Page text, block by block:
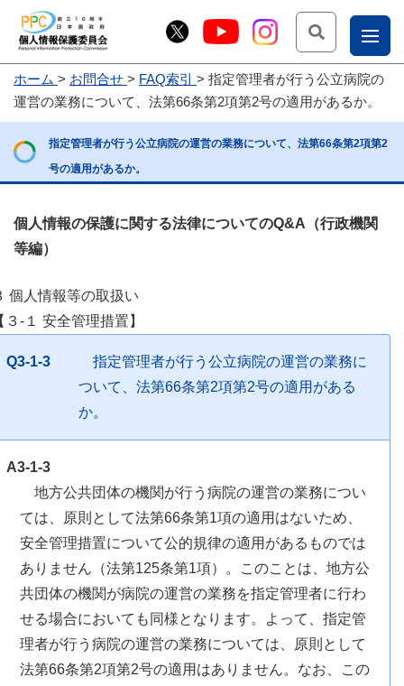
お
問
こー
じょ
ー部
ホーム お問合せ FAQ索引
指定管理者が行う公立病院の
運営の業務について、法第66条第2項第2号の適用があるか。
指定管理者が行う公立病院の運営の業務について、法第66条第2項第2
号の適用があるか。
個人情報の保護に関する法律についてのQ&A（行政機関
等編）
個人情報等の取扱い
３-１ 安全管理措置】
Q3-1-3
指定管理者が行う公立病院の運営の業務に
ついて、法第66条第2項第2号の適用がある
か。
A3-1-3
地方公共団体の機関が行う病院の運営の業務につい
ては、原則として法第66条第1項の適用はないため、
安全管理措置について公的規律の適用があるものでは
ありません（法第125条第1項）。このことは、地方公
共団体の機関が病院の運営の業務を指定管理者に行わ
せる場合においても同様となります。よって、指定管
理者が行う病院の運営の業務については、原則として
法第66条第2項第2号の適用はありません。なお、この